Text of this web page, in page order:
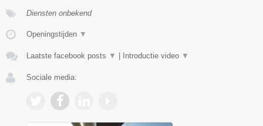
Diensten onbekend
Openingstijden ▼
Laatste facebook posts ▼ | Introductie video ▼
Sociale media: